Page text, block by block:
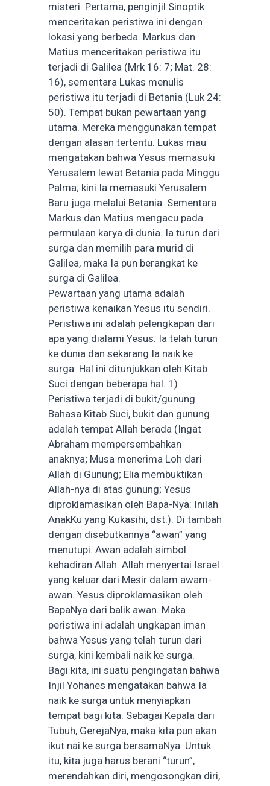
misteri. Pertama, penginjil Sinoptik
menceritakan peristiwa ini dengan
lokasi yang berbeda. Markus dan
Matius menceritakan peristiwa itu
terjadi di Galilea (Mrk 16: 7; Mat. 28:
16), sementara Lukas menulis
peristiwa itu terjadi di Betania (Luk 24:
50). Tempat bukan pewartaan yang
utama. Mereka menggunakan tempat
dengan alasan tertentu. Lukas mau
mengatakan bahwa Yesus memasuki
Yerusalem lewat Betania pada Minggu
Palma; kini Ia memasuki Yerusalem
Baru juga melalui Betania. Sementara
Markus dan Matius mengacu pada
permulaan karya di dunia. Ia turun dari
surga dan memilih para murid di
Galilea, maka Ia pun berangkat ke
surga di Galilea.
Pewartaan yang utama adalah
peristiwa kenaikan Yesus itu sendiri.
Peristiwa ini adalah pelengkapan dari
apa yang dialami Yesus. Ia telah turun
ke dunia dan sekarang Ia naik ke
surga. Hal ini ditunjukkan oleh Kitab
Suci dengan beberapa hal. 1)
Peristiwa terjadi di bukit/gunung.
Bahasa Kitab Suci, bukit dan gunung
adalah tempat Allah berada (Ingat
Abraham mempersembahkan
anaknya; Musa menerima Loh dari
Allah di Gunung; Elia membuktikan
Allah-nya di atas gunung; Yesus
diproklamasikan oleh Bapa-Nya: Inilah
AnakKu yang Kukasihi, dst.). Di tambah
dengan disebutkannya “awan” yang
menutupi. Awan adalah simbol
kehadiran Allah. Allah menyertai Israel
yang keluar dari Mesir dalam awam-
awan. Yesus diproklamasikan oleh
BapaNya dari balik awan. Maka
peristiwa ini adalah ungkapan iman
bahwa Yesus yang telah turun dari
surga, kini kembali naik ke surga.
Bagi kita, ini suatu pengingatan bahwa
Injil Yohanes mengatakan bahwa Ia
naik ke surga untuk menyiapkan
tempat bagi kita. Sebagai Kepala dari
Tubuh, GerejaNya, maka kita pun akan
ikut nai ke surga bersamaNya. Untuk
itu, kita juga harus berani “turun”,
merendahkan diri, mengosongkan diri,